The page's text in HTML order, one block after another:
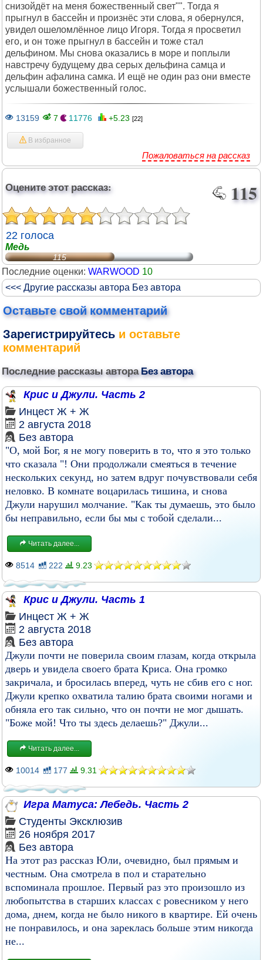
снизойдёт на меня божественный свет"". Тогда я
прыгнул в бассейн и произнёс эти слова, я обернулся,
увидел ошеломлённое лицо Игоря. Тогда я просветил
его, и он тоже прыгнул в бассейн и тоже стал
дельфином. Мы снова оказались в море и поплыли
навстречу будущему два серых дельфина самца и
дельфин афалина самка. И ещё не один раз они вместе
услышали божественный голос.
13159 7 11776 +5.23 [22]
В избранное
Пожаловаться на рассказ
Оцените этот рассказ: 115
22 голоса
Медь
115
Последние оценки: WARWOOD 10
<<< Другие рассказы автора Без автора
Оставьте свой комментарий
Зарегистрируйтесь и оставьте
комментарий
Последние рассказы автораБез автора
Крис и Джули. Часть 2
Инцест Ж + Ж
2 августа 2018
Без автора
"О, мой Бог, я не могу поверить в то, что я это только
что сказала "! Они продолжали смеяться в течение
нескольких секунд, но затем вдруг почувствовали себя
неловко. В комнате воцарилась тишина, и снова
Джули нарушил молчание. "Как ты думаешь, это было
бы неправильно, если бы мы с тобой сделали...
Читать далее...
8514 222 9.23
Крис и Джули. Часть 1
Инцест Ж + Ж
2 августа 2018
Без автора
Джули почти не поверила своим глазам, когда открыла
дверь и увидела своего брата Криса. Она громко
закричала, и бросилась вперед, чуть не сбив его с ног.
Джули крепко охватила талию брата своими ногами и
обняла его так сильно, что он почти не мог дышать.
"Боже мой! Что ты здесь делаешь?" Джули...
Читать далее...
10014 177 9.31
Игра Матуса: Лебедь. Часть 2
Студенты Эксклюзив
26 ноября 2017
Без автора
На этот раз рассказ Юли, очевидно, был прямым и
честным. Она смотрела в пол и старательно
вспоминала прошлое. Первый раз это произошло из
любопытства в старших классах с ровесником у него
дома, днем, когда не было никого в квартире. Ей очень
не понравилось, и она зареклась больше этим никогда
не...